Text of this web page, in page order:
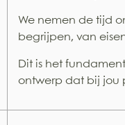
We nemen de tijd
begrijpen, van
Dit is het
ontwerp dat bij jou